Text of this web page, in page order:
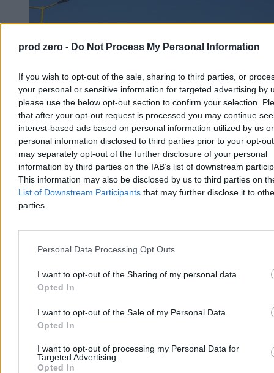
prod zero - Do Not Process My Personal Information
If you wish to opt-out of the sale, sharing to third parties, or
your personal or sensitive information for targeted advertising by
please use the below opt-out section to confirm your selection.
that after your opt-out request is processed you may continue
interest-based ads based on personal information utilized by us or
personal information disclosed to third parties prior to your opt-
may separately opt-out of the further disclosure of your personal
information by third parties on the IAB’s list of downstream
This information may also be disclosed by us to third parties on
List of Downstream Participants that may further disclose it to
parties.
Personal Data Processing Opt Outs
I want to opt-out of the Sharing of my personal data.
Opted In
I want to opt-out of the Sale of my Personal Data.
Opted In
I want to opt-out of processing my Personal Data for
Targeted Advertising.
Opted In
Dron wleciał z Rumunii do Bułgarii. Eksplozja
niedaleko gazociągu
powietrzną od strony Rumunii i eksplodował ok. kilometra od
tłoczni Gazociągu Transbałkańskiego łączącego Turcję z Ukrainą.
Premier Rumen Radew: nie ma ofiar ani zniszczeń infrastruktury.
Dzisiaj 14:54
Reklama